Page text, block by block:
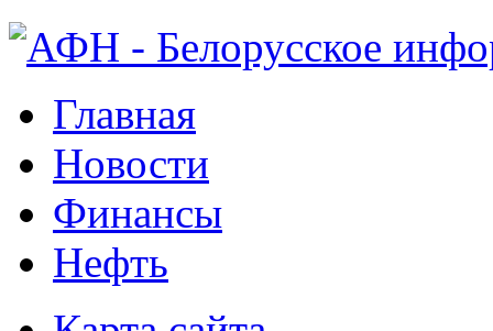
Главная
Новости
Финансы
Нефть